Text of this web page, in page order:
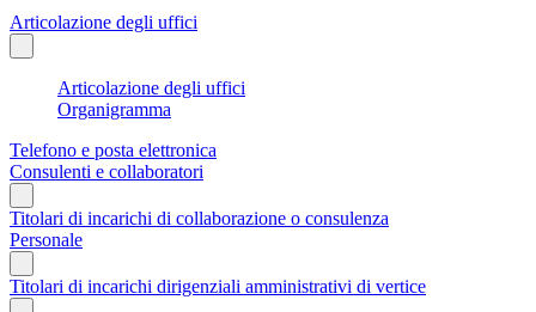
Articolazione degli uffici
Articolazione degli uffici
Organigramma
Telefono e posta elettronica
Consulenti e collaboratori
Titolari di incarichi di collaborazione o consulenza
Personale
Titolari di incarichi dirigenziali amministrativi di vertice